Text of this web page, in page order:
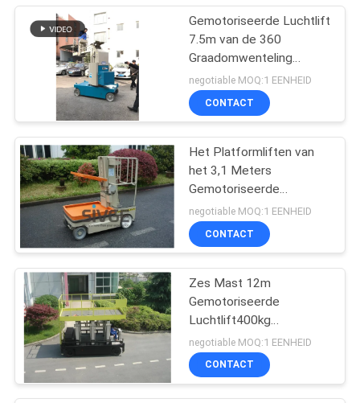
verticale mastlift
Gemotoriseerde
Luchtlift
15
één mensenlift
Gemotoriseerde Luchtlift
7.5m van de 360
Graadomwenteling
Masttype Boomlift
negotiable MOQ:1 EENHEID
CONTACT
Het Platformliften van
het 3,1 Meters
Gemotoriseerde
Elektrische Werk voor
Lading Behandeling
negotiable MOQ:1 EENHEID
CONTACT
Zes Mast 12m
Gemotoriseerde
Luchtlift400kg
Capaciteit met Groot
Platform
negotiable MOQ:1 EENHEID
CONTACT